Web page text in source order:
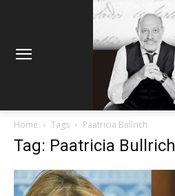
Home Tags Paatricia Bullrich
Tag: Paatricia Bullrich